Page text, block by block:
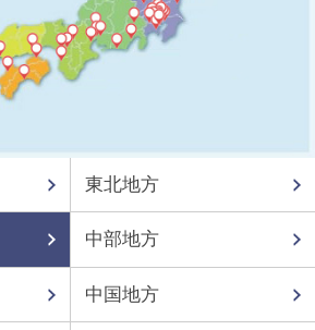
東北地方
中部地方
中国地方